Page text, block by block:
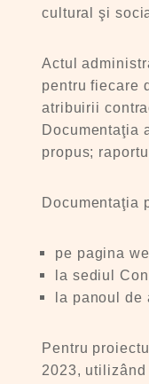
cultural şi
Actul
pentru fiecare
atribuirii
Documentaţia
propus;
Documentaţia
pe pagina
la sediul
la panoul
Pentru
2023,